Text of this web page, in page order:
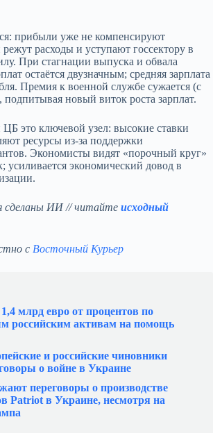
прибыли уже не компенсируют
расходы и уступают госсектору в
При стагнации выпуска и обвала
остаётся двузначным; средняя зарплата
Премия к военной службе сужается (с
новый виток роста зарплат.
ЦБ это ключевой узел: высокие ставки
ресурсы из‑за поддержки
Экономисты видят «порочный круг»
усиливается экономический довод в
сделаны ИИ // читайте исходный
с Восточный Курьер
млрд евро от процентов по
российским активам на помощь
и российские чиновники
о войне в Украине
переговоры о производстве
Patriot в Украине, несмотря на